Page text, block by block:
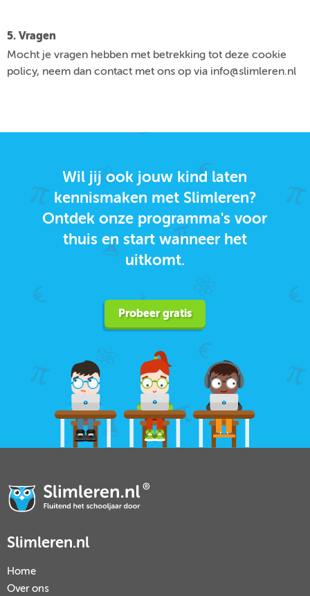
5. Vragen
Mocht je vragen hebben met betrekking tot deze cookie
policy, neem dan contact met ons op via info@slimleren.nl
Wil jij ook jouw kind laten
kennismaken met Slimleren?
Ontdek onze programma's voor
thuis en start wanneer het
uitkomt.
Probeer gratis
Slimleren.nl
Home
Over ons